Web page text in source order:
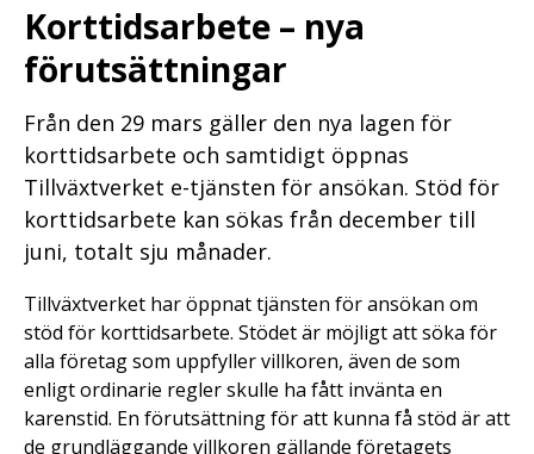
Korttidsarbete – nya
förutsättningar
Från den 29 mars gäller den nya lagen för
korttidsarbete och samtidigt öppnas
Tillväxtverket e-tjänsten för ansökan. Stöd för
korttidsarbete kan sökas från december till
juni, totalt sju månader.
Tillväxtverket har öppnat tjänsten för ansökan om
stöd för korttidsarbete. Stödet är möjligt att söka för
alla företag som uppfyller villkoren, även de som
enligt ordinarie regler skulle ha fått invänta en
karenstid. En förutsättning för att kunna få stöd är att
de grundläggande villkoren gällande företagets